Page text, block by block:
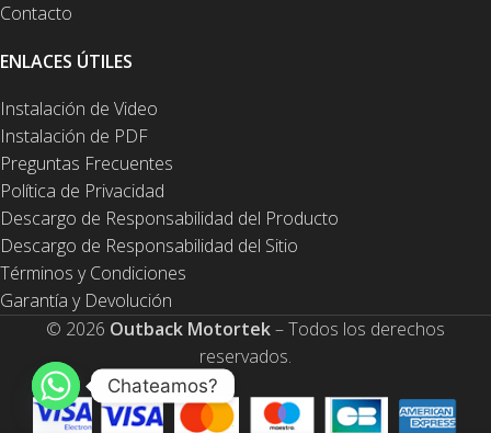
Contacto
ENLACES ÚTILES
Instalación de Video
Instalación de PDF
Preguntas Frecuentes
Política de Privacidad
Descargo de Responsabilidad del Producto
Descargo de Responsabilidad del Sitio
Términos y Condiciones
Garantía y Devolución
© 2026 Outback Motortek– Todos los derechos
reservados.
Chateamos?